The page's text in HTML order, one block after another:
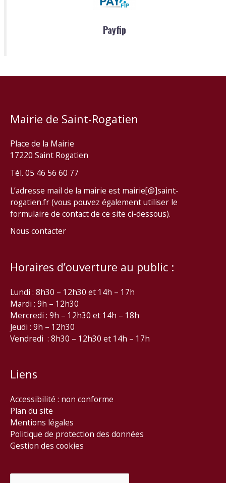
Payfip
Mairie de Saint-Rogatien
Place de la Mairie
17220 Saint Rogatien
Tél. 05 46 56 60 77
L’adresse mail de la mairie est mairie[@]saint-
rogatien.fr (vous pouvez également utiliser le
formulaire de contact de ce site ci-dessous).
Nous contacter
Horaires d’ouverture au public :
Lundi : 8h30 – 12h30 et 14h – 17h
Mardi : 9h – 12h30
Mercredi : 9h – 12h30 et 14h – 18h
Jeudi : 9h – 12h30
Vendredi : 8h30 – 12h30 et 14h – 17h
Liens
Accessibilité : non conforme
Plan du site
Mentions légales
Politique de protection des données
Gestion des cookies